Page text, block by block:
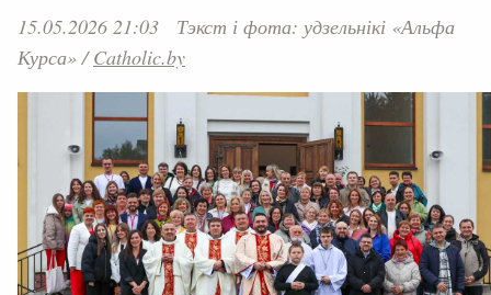
15.05.2026 21:03
Тэкст і фота: удзельнікі «Альфа
Курса» /Catholic.by